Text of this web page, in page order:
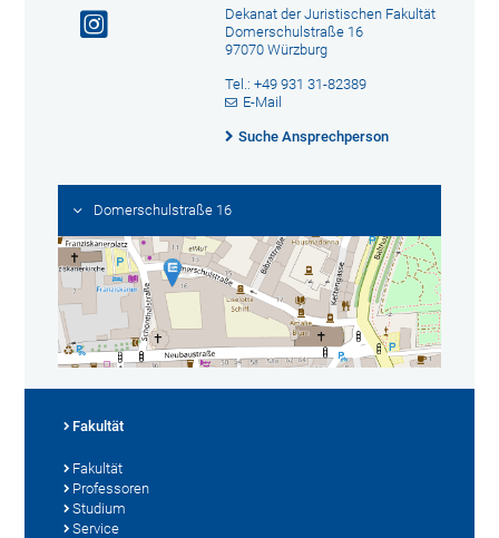
Dekanat der Juristischen Fakultät
Domerschulstraße 16
97070 Würzburg
Tel.: +49 931 31-82389
E-Mail
Suche Ansprechperson
Domerschulstraße 16
Fakultät
Fakultät
Professoren
Studium
Service